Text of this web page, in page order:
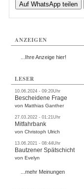
Auf WhatsApp teilen
ANZEIGEN
...Ihre Anzeige hier!
LESER
10.06.2024 - 09:20Uhr
Bescheidene Frage
von Matthias Ganther
27.03.2022 - 01:21Uhr
Mitfahrbank
von Christoph Ulrich
13.06.2021 - 08:44Uhr
Bautzener Spätschicht
von Evelyn
...mehr Meinungen